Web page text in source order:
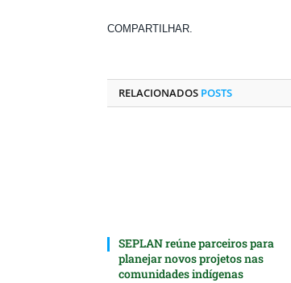
COMPARTILHAR.
RELACIONADOS POSTS
SEPLAN reúne parceiros para
planejar novos projetos nas
comunidades indígenas